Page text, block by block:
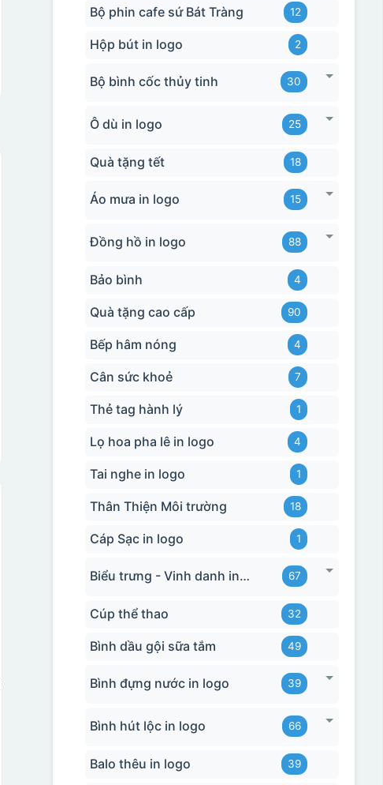
Bộ phin cafe sứ Bát Tràng 12
Hộp bút in logo 2
Bộ bình cốc thủy tinh 30
Ô dù in logo 25
Quà tặng tết 18
Áo mưa in logo 15
Đồng hồ in logo 88
Bảo bình 4
Quà tặng cao cấp 90
Bếp hâm nóng 4
Cân sức khoẻ 7
Thẻ tag hành lý 1
Lọ hoa pha lê in logo 4
Tai nghe in logo 1
Thân Thiện Môi trường 18
Cáp Sạc in logo 1
Biểu trưng - Vinh danh in logo 67
Cúp thể thao 32
Bình dầu gội sữa tắm 49
Bình đựng nước in logo 39
Bình hút lộc in logo 66
Balo thêu in logo 39